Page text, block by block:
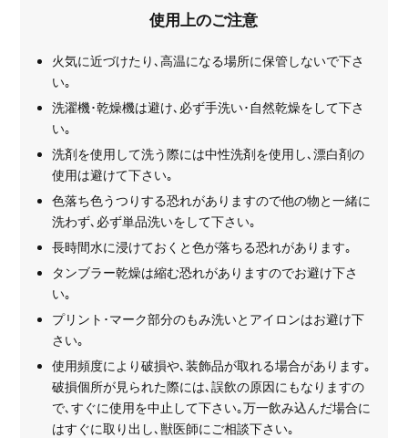
使用上のご注意
火気に近づけたり､高温になる場所に保管しないで下さ
い｡
洗濯機･乾燥機は避け､必ず手洗い･自然乾燥をして下さ
い｡
洗剤を使用して洗う際には中性洗剤を使用し､漂白剤の
使用は避けて下さい｡
色落ち色うつりする恐れがありますので他の物と一緒に
洗わず､必ず単品洗いをして下さい｡
長時間水に浸けておくと色が落ちる恐れがあります｡
タンブラー乾燥は縮む恐れがありますのでお避け下さ
い｡
プリント･マーク部分のもみ洗いとアイロンはお避け下
さい｡
使用頻度により破損や､装飾品が取れる場合があります｡
破損個所が見られた際には､誤飲の原因にもなりますの
で､すぐに使用を中止して下さい｡万一飲み込んだ場合に
はすぐに取り出し､獣医師にご相談下さい｡